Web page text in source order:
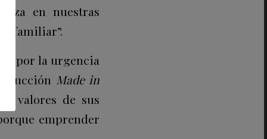
en nuestras
familiar”.
por la urgencia
Made in
valores de sus
emprender